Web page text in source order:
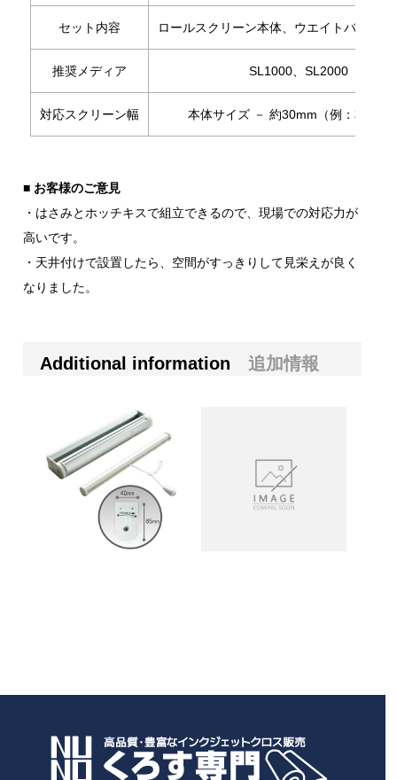
セット内容 ロールスクリーン本体、ウエイトバー、
推奨メディア SL1000、SL2000 （厚
対応スクリーン幅 本体サイズ － 約30mm（例：本体
■ お客様のご意見
・はさみとホッチキスで組立できるので、現場での対応力が
高いです。
・天井付けで設置したら、空間がすっきりして見栄えが良く
なりました。
Additional information 追加情報